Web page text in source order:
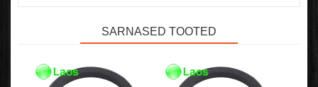
SARNASED TOOTED